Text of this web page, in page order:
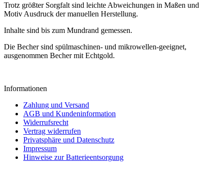
Trotz größter Sorgfalt sind leichte Abweichungen in Maßen und
Motiv Ausdruck der manuellen Herstellung.
Inhalte sind bis zum Mundrand gemessen.
Die Becher sind spülmaschinen- und mikrowellen-geeignet,
ausgenommen Becher mit Echtgold.
Informationen
Zahlung und Versand
AGB und Kundeninformation
Widerrufsrecht
Vertrag widerrufen
Privatsphäre und Datenschutz
Impressum
Hinweise zur Batterieentsorgung